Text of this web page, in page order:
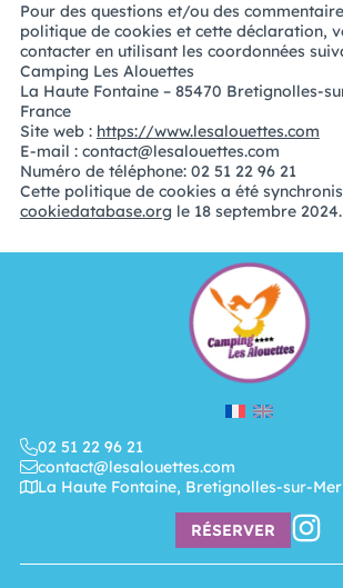
Pour des questions et/ou des
politique de cookies et cette déclaration,
contacter en utilisant les coordonnées
Camping Les Alouettes
La Haute Fontaine – 85470 Bretignolles-
France
Site web : https://www.lesalouettes.com
E-mail : contact@lesalouettes.com
Numéro de téléphone: 02 51 22 96 21
Cette politique de cookies a été
cookiedatabase.org le 18 septembre 2024.
02 51 22 96 21
contact@lesalouettes.com
La Haute Fontaine, Bretignolles-sur-Mer
RÉSERVER